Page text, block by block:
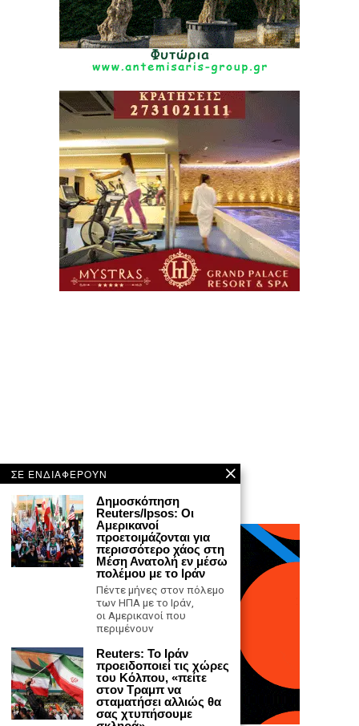
ΣΕ ΕΝΔΙΑΦΕΡΟΥΝ
Δημοσκόπηση
Reuters/Ipsos: Οι
Αμερικανοί
προετοιμάζονται για
περισσότερο χάος στη
Μέση Ανατολή εν μέσω
πολέμου με το Ιράν
Πέντε μήνες στον πόλεμο
των ΗΠΑ με το Ιράν,
οι Αμερικανοί που
περιμένουν
Reuters: Το Ιράν
προειδοποιεί τις χώρες
του Κόλπου, «πείτε
στον Τραμπ να
σταματήσει αλλιώς θα
σας χτυπήσουμε